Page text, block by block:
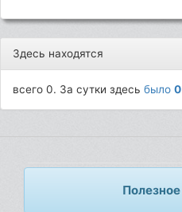
Здесь находятся
всего 0. За сутки здесьбыло0
Полезное